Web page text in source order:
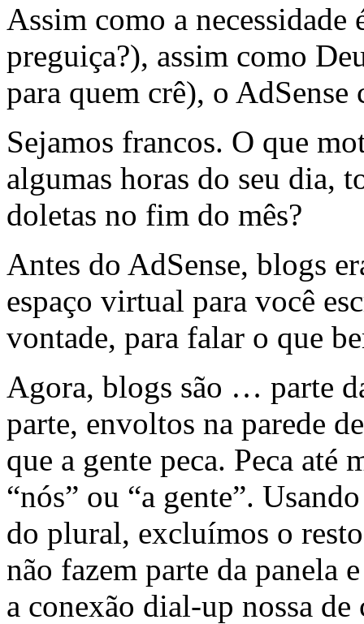
Assim como a necessidade
preguiça?), assim como
para quem crê), o
Sejamos francos. O que
algumas horas do seu dia,
doletas no fim do mês?
Antes do AdSense, blogs
espaço virtual para você
vontade, para falar o que
Agora, blogs são … parte
parte, envoltos na parede
que a gente peca. Peca até
“nós” ou “a gente”.
do plural, excluímos o
não fazem parte da panela
a conexão dial-up nossa de